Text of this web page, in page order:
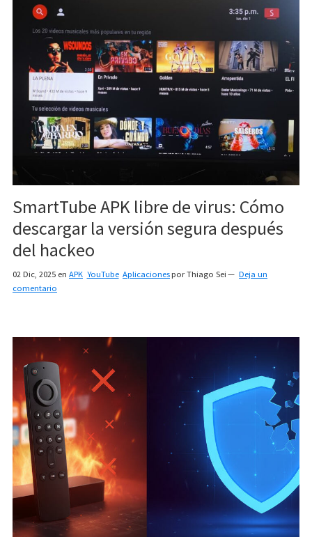
SmartTube APK libre de virus: Cómo
descargar la versión segura después
del hackeo
02 Dic, 2025 en APK YouTube AplicacionesporThiago Sei
Deja un
comentario